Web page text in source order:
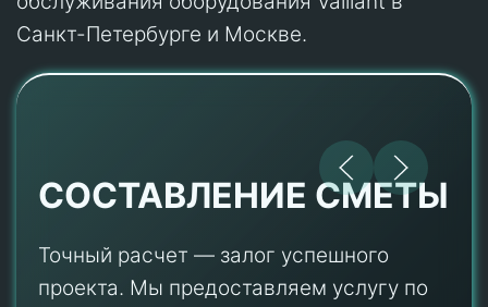
Санкт-Петербурге и Москве.
СОСТАВЛЕНИЕ СМЕТЫ
Точный расчет — залог успешного
проекта. Мы предоставляем услугу по